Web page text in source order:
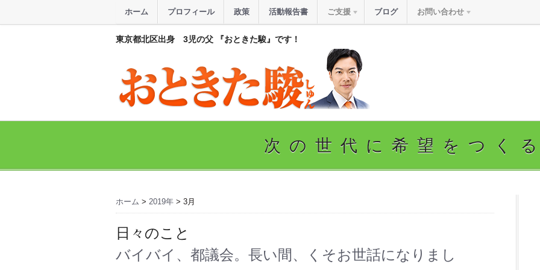
東京都北区出身 3児の父 『おときた駿』です！
ホーム プロフィール 政策 活動報告書 ご支援 ブログ お問い合わせ
次の世代に希望をつく
ホーム > 2019年 > 3月
日々のこと
バイバイ、都議会。長い間、くそお世話になりまし